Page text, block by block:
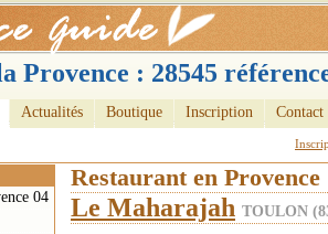
Provence : 28545
Actualités Boutique Inscription Contact
Restaurant en Provence
Le Maharajah TOULON
04